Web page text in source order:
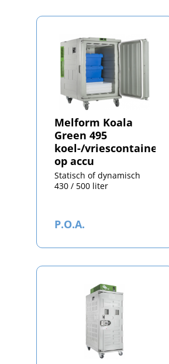
Melform Koala
Green 495
koel-/vriescontainer
op accu
Statisch of dynamisch
430 / 500 liter
P.O.A.